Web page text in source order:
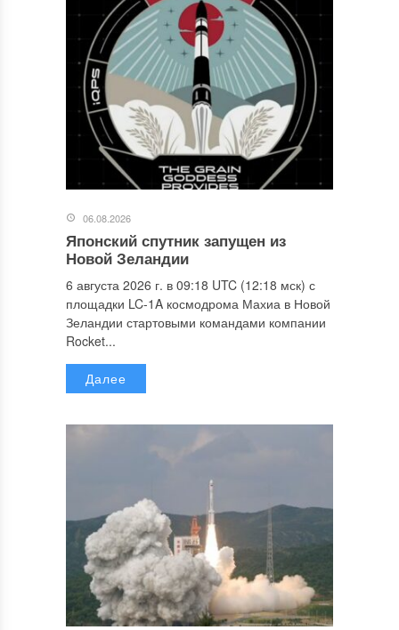
06.08.2026
Японский спутник запущен из
Новой Зеландии
6 августа 2026 г. в 09:18 UTC (12:18 мск) с
площадки LC-1A космодрома Махиа в Новой
Зеландии стартовыми командами компании
Rocket...
Далее